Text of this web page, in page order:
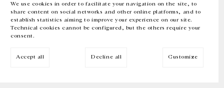
We use cookies in order to facilitate your navigation on the site, to
share content on social networks and other online platforms, and to
establish statistics aiming to improve your experience on our site.
Technical cookies cannot be configured, but the others require your
consent.
Accept all Decline all Customize
EN FR 中文 Facebook Instagram
Inscrivez-vous à notre newsletter